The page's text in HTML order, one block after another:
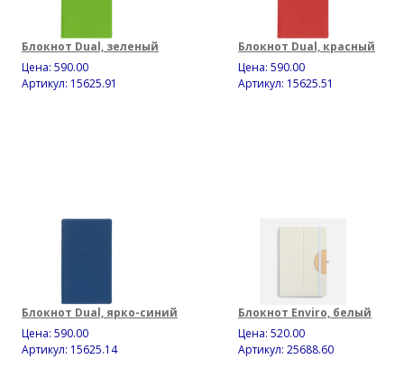
Блокнот Dual, зеленый
Цена: 590.00
Артикул: 15625.91
Блокнот Dual, красный
Цена: 590.00
Артикул: 15625.51
Блокнот Dual, ярко-синий
Цена: 590.00
Артикул: 15625.14
Блокнот Enviro, белый
Цена: 520.00
Артикул: 25688.60